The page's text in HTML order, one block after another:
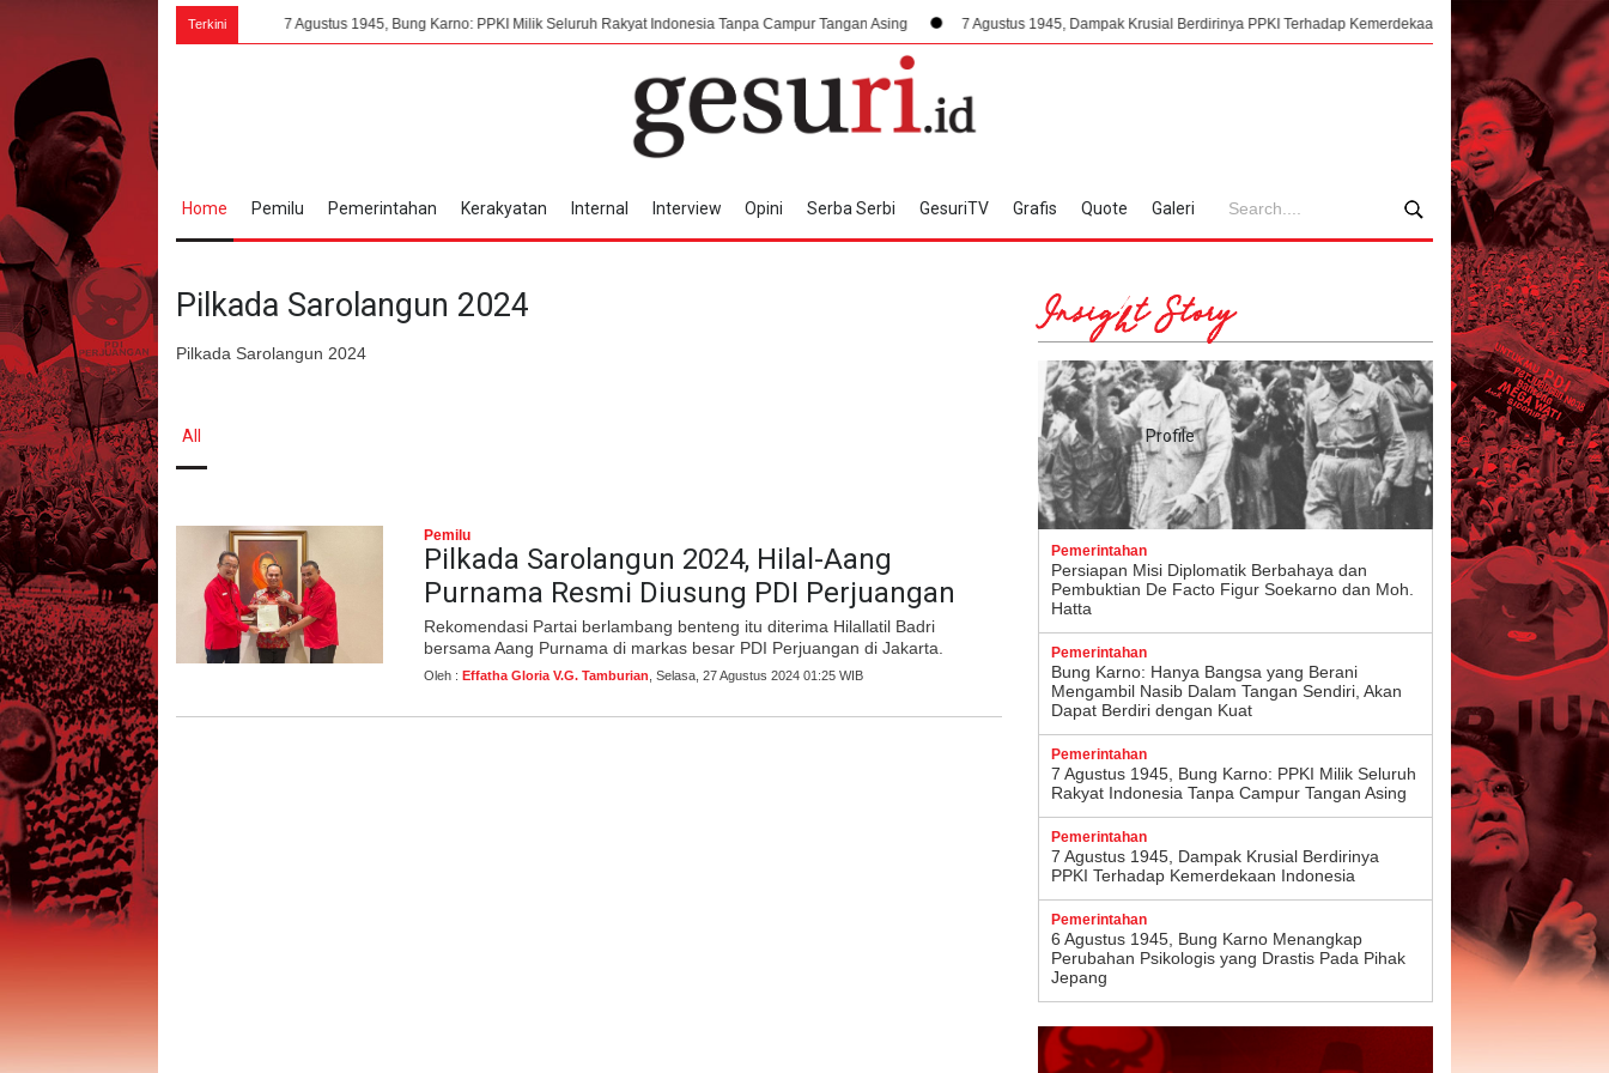
Terkini
7 Agustus 1945, Bung Karno: PPKI Milik Seluruh Rakyat Indonesia Tanpa Campur Tangan Asing 7 Agustus 1945, Dampak Krusial Berdirinya PPKI Terhadap Kemerdekaan Indonesia Mengorkestrasi
Home Pemilu Pemerintahan Kerakyatan Internal Interview Opini Serba Serbi GesuriTV Grafis Quote Galeri
Pilkada Sarolangun 2024
Pilkada Sarolangun 2024
All Profile
Pemilu
Pilkada Sarolangun 2024, Hilal-Aang
Purnama Resmi Diusung PDI Perjuangan
Rekomendasi Partai berlambang benteng itu diterima Hilallatil Badri
bersama Aang Purnama di markas besar PDI Perjuangan di Jakarta.
Oleh : Effatha Gloria V.G. Tamburian , Selasa, 27 Agustus 2024 01:25 WIB
Insight Story
Pemerintahan
Persiapan Misi Diplomatik Berbahaya dan
Pembuktian De Facto Figur Soekarno dan Moh.
Hatta
Pemerintahan
Bung Karno: Hanya Bangsa yang Berani
Mengambil Nasib Dalam Tangan Sendiri, Akan
Dapat Berdiri dengan Kuat
Pemerintahan
7 Agustus 1945, Bung Karno: PPKI Milik Seluruh
Rakyat Indonesia Tanpa Campur Tangan Asing
Pemerintahan
7 Agustus 1945, Dampak Krusial Berdirinya
PPKI Terhadap Kemerdekaan Indonesia
Pemerintahan
6 Agustus 1945, Bung Karno Menangkap
Perubahan Psikologis yang Drastis Pada Pihak
Jepang